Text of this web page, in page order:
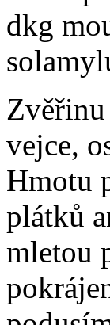
dkg
Zvěřinu
vejce,
Hmotu
plátků
mletou